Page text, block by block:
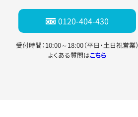
0120-404-430
受付時間：10:00～18:00（平日・土日祝営業）
よくある質問はこちら